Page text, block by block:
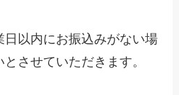
日以内にお振込みがない場
させていただきます。